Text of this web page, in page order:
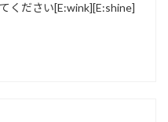
ください[E:wink][E:shine]